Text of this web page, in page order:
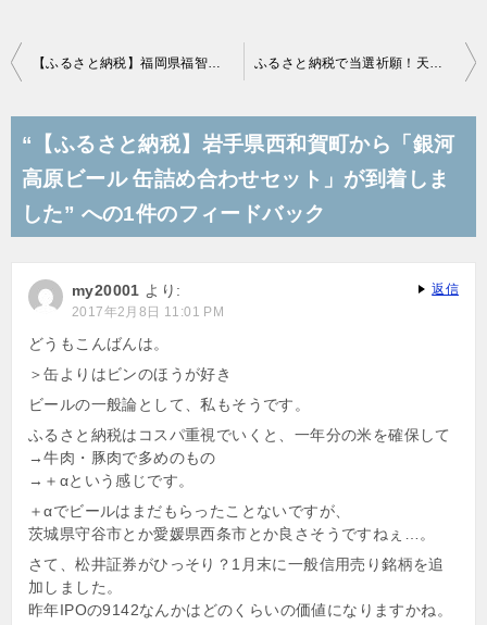
投
ビ
ー
ョ
【ふるさと納税】福岡県福智町から「九州産うなぎ200g×2尾」が到着しました ふるさと納税で当選祈願！天童市の将棋駒で「当選」と彫ってもらいました
“【ふるさと納税】岩手県西和賀町から「銀河
高原ビール 缶詰め合わせセット」が到着しま
した” への1件のフィードバック
my20001 より:
2017年2月8日 11:01 PM
どうもこんばんは。
＞缶よりはビンのほうが好き
ビールの一般論として、私もそうです。
ふるさと納税はコスパ重視でいくと、一年分の米を確保して
→牛肉・豚肉で多めのもの
→＋αという感じです。
＋αでビールはまだもらったことないですが、
茨城県守谷市とか愛媛県西条市とか良さそうですねぇ…。
さて、松井証券がひっそり？1月末に一般信用売り銘柄を追
加しました。
昨年IPOの9142なんかはどのくらいの価値になりますかね。
返信